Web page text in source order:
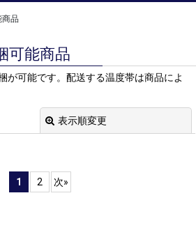
商品
可能商品
が可能です。配送する温度帯は商品によ
表示順変更
1 2 次»